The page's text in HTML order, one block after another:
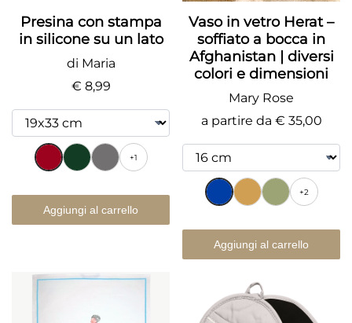
Presina con stampa
in silicone su un lato
di Maria
€ 8,99
+1
Aggiungi al carrello
Vaso in vetro Herat –
soffiato a bocca in
Afghanistan | diversi
colori e dimensioni
Mary Rose
a partire da € 35,00
+2
Aggiungi al carrello